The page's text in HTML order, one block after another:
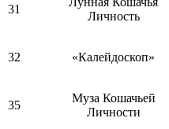
31
Личность
32 «Калейдоскоп»
35
Муза Кошачьей
Личности